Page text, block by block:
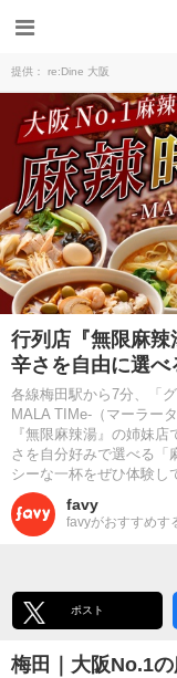
提供： re:Dine 大阪
行列店『無限麻辣
辛さを自由に選べ
各線梅田駅から7分、「
MALA TIMe-（マーラー
『無限麻辣湯』の姉妹
さを自分好みで選べる「
シーな一杯をぜひ体験し
favy
favyがおすすめす
ポスト
梅田｜大阪No.1